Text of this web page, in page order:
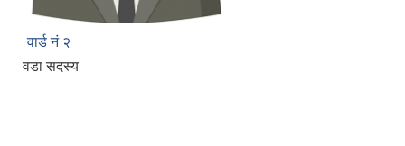
वार्ड नं २
वडा सदस्य